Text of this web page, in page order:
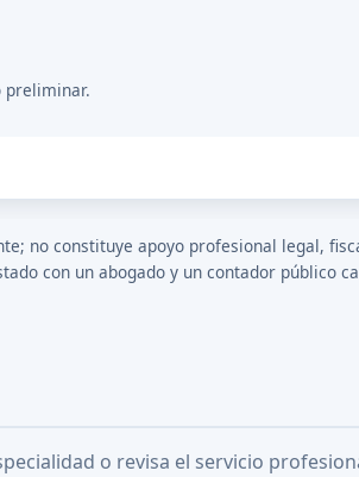
preliminar.
no constituye apoyo profesional legal,
con un abogado y un contador público
o revisa el servicio